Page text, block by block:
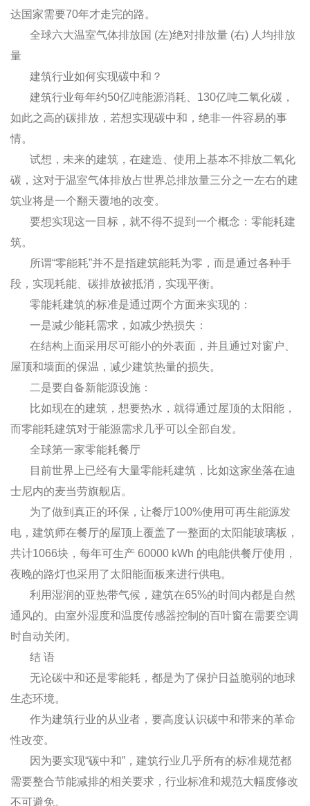
达国家需要70年才走完的路。
全球六大温室气体排放国 (左)绝对排放量 (右) 人均排放
量
建筑行业如何实现碳中和？
建筑行业每年约50亿吨能源消耗、130亿吨二氧化碳，
如此之高的碳排放，若想实现碳中和，绝非一件容易的事
情。
试想，未来的建筑，在建造、使用上基本不排放二氧化
碳，这对于温室气体排放占世界总排放量三分之一左右的建
筑业将是一个翻天覆地的改变。
要想实现这一目标，就不得不提到一个概念：零能耗建
筑。
所谓“零能耗”并不是指建筑能耗为零，而是通过各种手
段，实现耗能、碳排放被抵消，实现平衡。
零能耗建筑的标准是通过两个方面来实现的：
一是减少能耗需求，如减少热损失：
在结构上面采用尽可能小的外表面，并且通过对窗户、
屋顶和墙面的保温，减少建筑热量的损失。
二是要自备新能源设施：
比如现在的建筑，想要热水，就得通过屋顶的太阳能，
而零能耗建筑对于能源需求几乎可以全部自发。
全球第一家零能耗餐厅
目前世界上已经有大量零能耗建筑，比如这家坐落在迪
士尼内的麦当劳旗舰店。
为了做到真正的环保，让餐厅100%使用可再生能源发
电，建筑师在餐厅的屋顶上覆盖了一整面的太阳能玻璃板，
共计1066块，每年可生产 60000 kWh 的电能供餐厅使用，
夜晚的路灯也采用了太阳能面板来进行供电。
利用湿润的亚热带气候，建筑在65%的时间内都是自然
通风的。由室外湿度和温度传感器控制的百叶窗在需要空调
时自动关闭。
结 语
无论碳中和还是零能耗，都是为了保护日益脆弱的地球
生态环境。
作为建筑行业的从业者，要高度认识碳中和带来的革命
性改变。
因为要实现“碳中和”，建筑行业几乎所有的标准规范都
需要整合节能减排的相关要求，行业标准和规范大幅度修改
不可避免。